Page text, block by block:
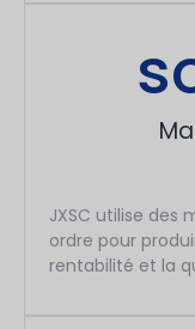
JXSC utilise des
ordre pour
rentabilité et la